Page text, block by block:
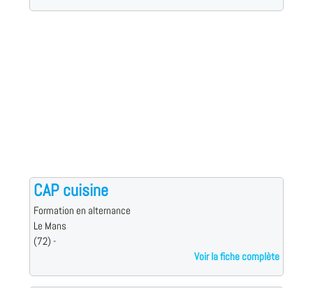
CAP cuisine
Formation en alternance
Le Mans
(72) -
Voir la fiche complète